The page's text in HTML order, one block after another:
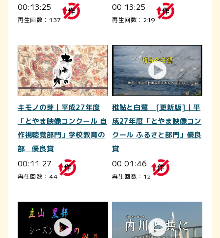
00:13:25
再生回数：137
00:13:25
再生回数：219
キモノの芽｜平成27年度
「とやま映像コンクール 自
作視聴覚部門」学校教育の
部 優良賞
00:11:27
再生回数：44
稚鮎と白鷺 [更新版]｜平
成27年度「とやま映像コン
クール ふるさと部門」優良
賞
00:01:46
再生回数：12